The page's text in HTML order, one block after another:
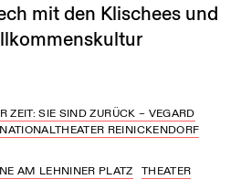
mit den Klischees und
ZEIT: SIE SIND ZURÜCK – VEGARD
REINICKENDORF
AM LEHNINER PLATZ
THEATER